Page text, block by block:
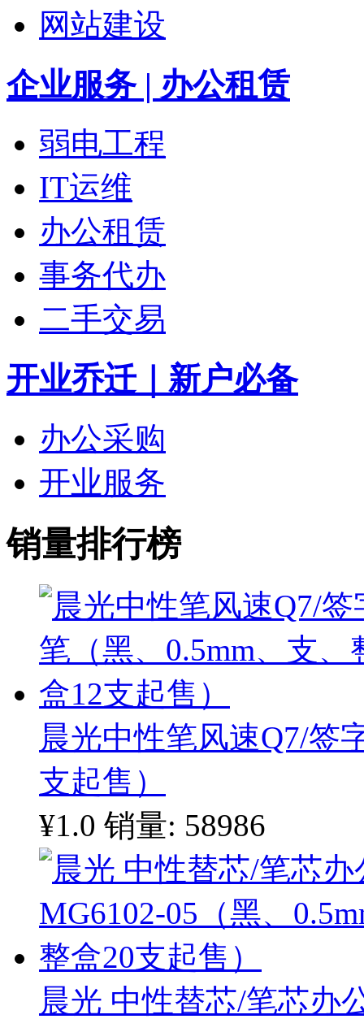
网站建设
企业服务 | 办公租赁
弱电工程
IT运维
办公租赁
事务代办
二手交易
开业乔迁｜新户必备
办公采购
开业服务
销量排行榜
晨光中性笔风速Q7/签
支起售）
¥1.0 销量: 58986
晨光 中性替芯/笔芯办